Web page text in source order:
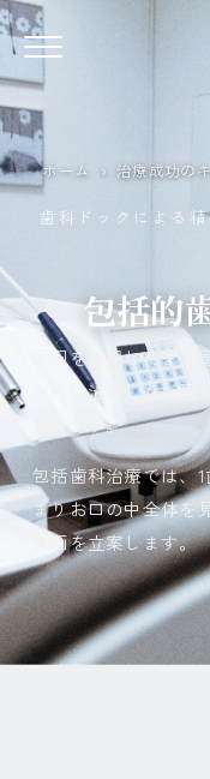
ホーム › 治療成功の
歯科ドックによる
包括的
原因を無視したま
本的に治療しない
まいます。
包括歯科治療では、
まりお口の中全体を
計画を立案します。